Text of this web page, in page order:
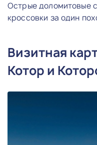
Острые доломитовые
кроссовки за один
Визитная
Котор и